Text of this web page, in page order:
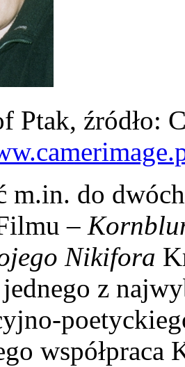
Ptak, źródło:
m.in. do
–
Nikifora
z
współpraca